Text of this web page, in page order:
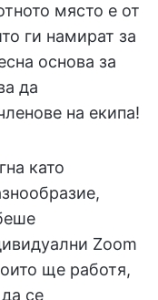
място е от
ги намират за
основа за
да
на екипа!
като
Zoom
ще работя,
се